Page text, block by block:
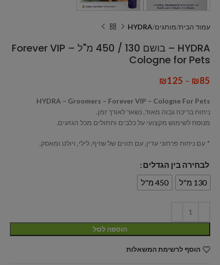
עמוד הבית מותגים HYDRA
HYDRA – בושם 130 / 450 מ"ל Forever VIP –
Cologne for Pets
₪85
–
₪125
HYDRA – Groomers – Forever VIP – Cologne For Pets
ניחוח בריכוז גבוה מאוד, נשאר לאורך זמן.
מנוסח לשימוש מקצועי על כלבים וחתולים מכל הגזעים.
* עם ניחוח פרחוני עדין, עם תווים של שזיף, לילי, ויולט ומאסק.
לבחירה בין הגדלים
130 מ"ל
450 מ"ל
הוספה לסל
הוסף לרשימת המשאלות